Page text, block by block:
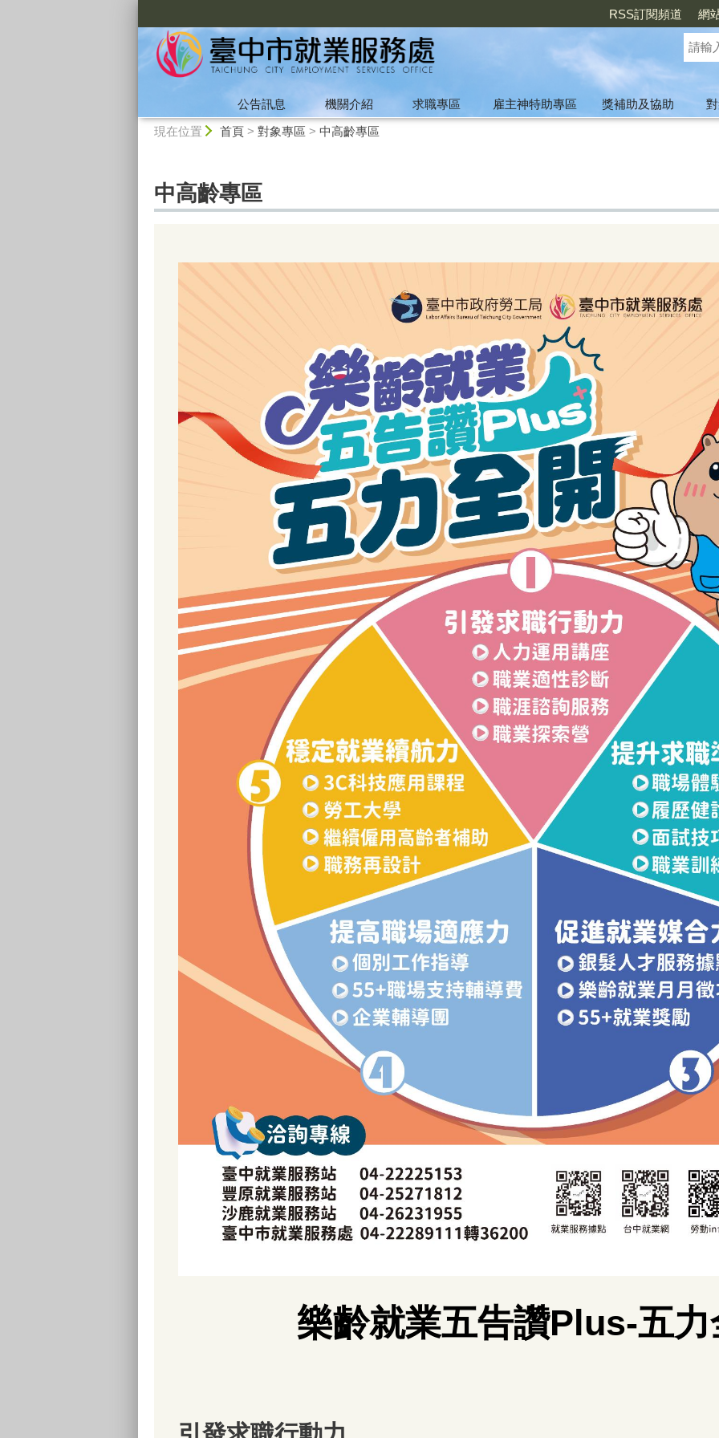
RSS訂閱頻道 網
公告訊息 機關介紹 求職專區 雇主神特助專區 獎補助及協助
現在位置 首頁> 對象專區 > 中高齡專區
中高齡專區
樂齡就業五告讚Plus-五力